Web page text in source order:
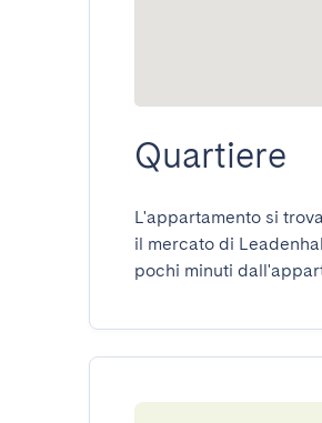
Quartiere
L'appartamento si
il mercato di
pochi minuti